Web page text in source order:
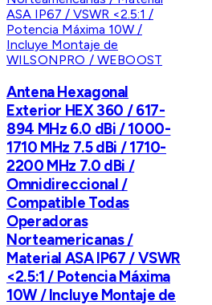
WILSONPRO / WEBOOST
Antena Hexagonal
Exterior HEX 360 / 617-
894 MHz 6.0 dBi / 1000-
1710 MHz 7.5 dBi / 1710-
2200 MHz 7.0 dBi /
Omnidireccional /
Compatible Todas
Operadoras
Norteamericanas /
Material ASA IP67 / VSWR
<2.5:1 / Potencia Máxima
10W / Incluye Montaje de